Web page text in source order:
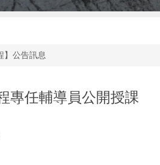
】公告訊息
專任輔導員公開授課